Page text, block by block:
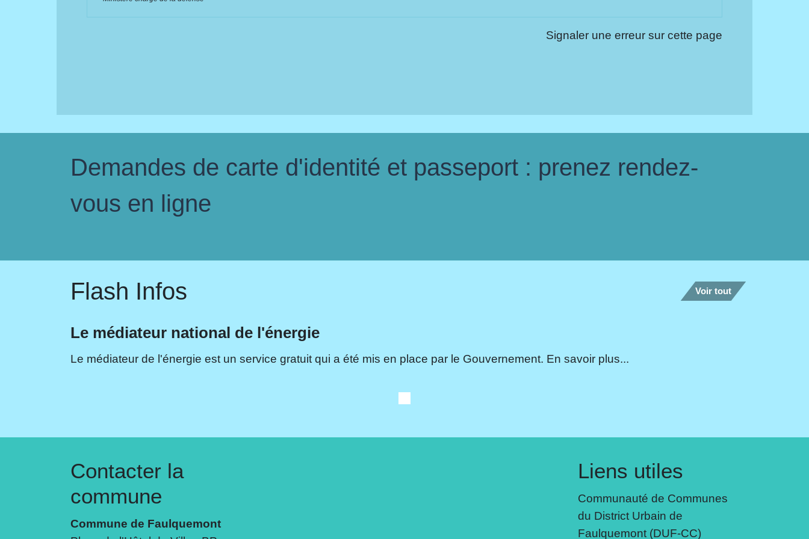
Signaler une erreur sur cette page
Demandes de carte d'identité et passeport : prenez rendez-
vous en ligne
Flash Infos Voir tout
Le médiateur national de l'énergie
Le médiateur de l'énergie est un service gratuit qui a été mis en place par le Gouvernement. En savoir plus...
Contacter la
commune
Commune de Faulquemont
Liens utiles
Communauté de Communes
du District Urbain de
Faulquemont (DUF-CC)